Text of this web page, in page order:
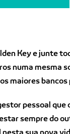
Key e junte
numa mesma
maiores
pessoal que
sempre do
sua nova